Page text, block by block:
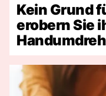
Kein Grund
erobern Sie